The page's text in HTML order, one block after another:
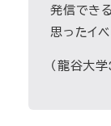
発信でき
思ったイベ
（龍谷大